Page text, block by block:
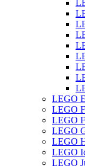
LEGO
LEGO
LEGO
LEGO
LEGO
LEGO
LEGO